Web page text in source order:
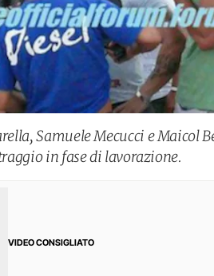
Samuele Mecucci e Maicol
in fase di lavorazione.
VIDEO CONSIGLIATO